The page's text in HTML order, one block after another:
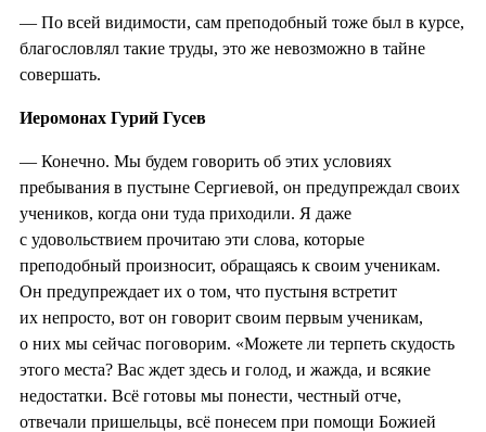
— По всей видимости, сам преподобный тоже был в курсе,
благословлял такие труды, это же невозможно в тайне
совершать.
Иеромонах Гурий Гусев
— Конечно. Мы будем говорить об этих условиях
пребывания в пустыне Сергиевой, он предупреждал своих
учеников, когда они туда приходили. Я даже
с удовольствием прочитаю эти слова, которые
преподобный произносит, обращаясь к своим ученикам.
Он предупреждает их о том, что пустыня встретит
их непросто, вот он говорит своим первым ученикам,
о них мы сейчас поговорим. «Можете ли терпеть скудость
этого места? Вас ждет здесь и голод, и жажда, и всякие
недостатки. Всё готовы мы понести, честный отче,
отвечали пришельцы, всё понесем при помощи Божией